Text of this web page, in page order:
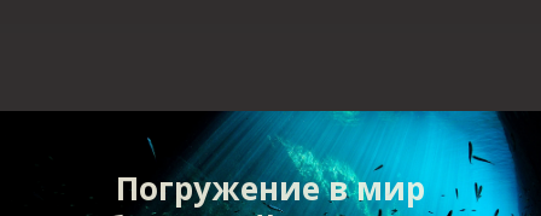
Погружение в мир